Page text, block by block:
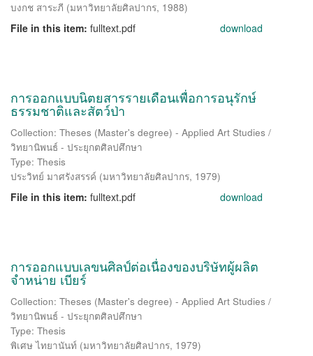
บงกช สาระภี (มหาวิทยาลัยศิลปากร, 1988)
File in this item: fulltext.pdf download
การออกแบบนิตยสารรายเดือนเพื่อการอนุรักษ์
ธรรมชาติและสัตว์ป่า
Collection: Theses (Master's degree) - Applied Art Studies /
วิทยานิพนธ์ - ประยุกตศิลปศึกษา
Type: Thesis
ประวิทย์ มาศรังสรรค์ (มหาวิทยาลัยศิลปากร, 1979)
File in this item: fulltext.pdf download
การออกแบบเลขนศิลป์ต่อเนื่องของบริษัทผู้ผลิต
จำหน่าย เบียร์
Collection: Theses (Master's degree) - Applied Art Studies /
วิทยานิพนธ์ - ประยุกตศิลปศึกษา
Type: Thesis
พิเศษ ไทยานันท์ (มหาวิทยาลัยศิลปากร, 1979)